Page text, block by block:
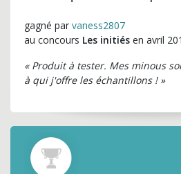
gagné par vaness2807
au concours Les initiés en avril
« Produit à tester. Mes minous
à qui j'offre les échantillons ! »